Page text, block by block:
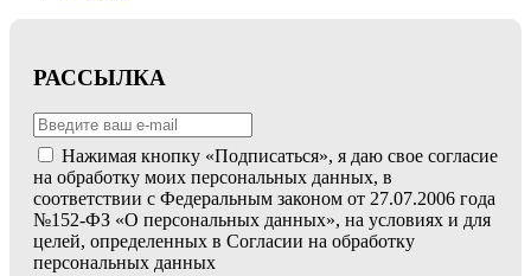
РАССЫЛКА
Нажимая кнопку «Подписаться», я даю свое согласие
на обработку моих персональных данных, в
соответствии с Федеральным законом от 27.07.2006 года
№152-ФЗ «О персональных данных», на условиях и для
целей, определенных в Согласии на обработку
персональных данных